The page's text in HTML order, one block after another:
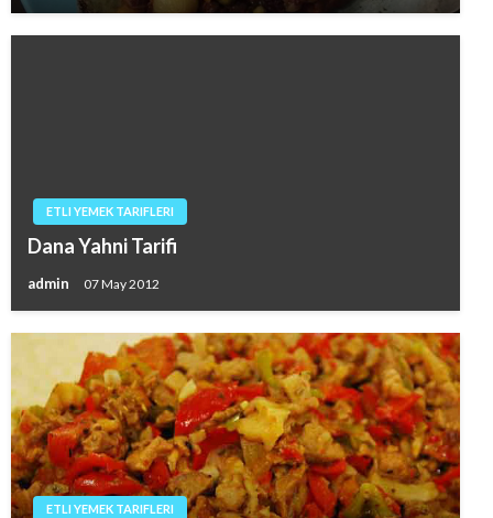
ETLI YEMEK TARIFLERI
Dana Yahni Tarifi
admin 07 May 2012
ETLI YEMEK TARIFLERI